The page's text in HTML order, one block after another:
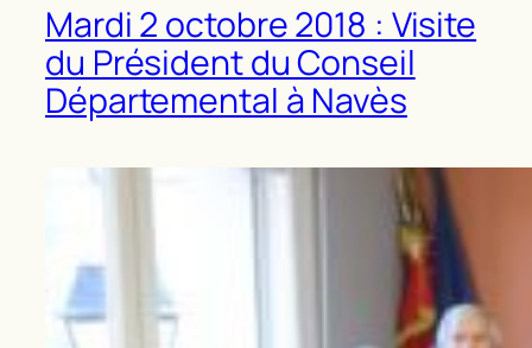
Mardi 2 octobre 2018 : Visite
du Président du Conseil
Départemental à Navès